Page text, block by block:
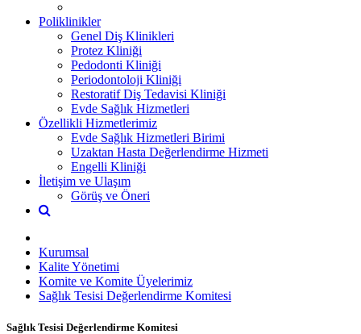
Poliklinikler
Genel Diş Klinikleri
Protez Kliniği
Pedodonti Kliniği
Periodontoloji Kliniği
Restoratif Diş Tedavisi Kliniği
Evde Sağlık Hizmetleri
Özellikli Hizmetlerimiz
Evde Sağlık Hizmetleri Birimi
Uzaktan Hasta Değerlendirme Hizmeti
Engelli Kliniği
İletişim ve Ulaşım
Görüş ve Öneri
Kurumsal
Kalite Yönetimi
Komite ve Komite Üyelerimiz
Sağlık Tesisi Değerlendirme Komitesi
Sağlık Tesisi Değerlendirme Komitesi